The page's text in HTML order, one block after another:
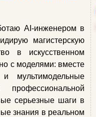
AI-инженером в
магистерскую
в искусственном
с моделями: вместе
мультимодельные
серьезные шаги в
знания в реальном